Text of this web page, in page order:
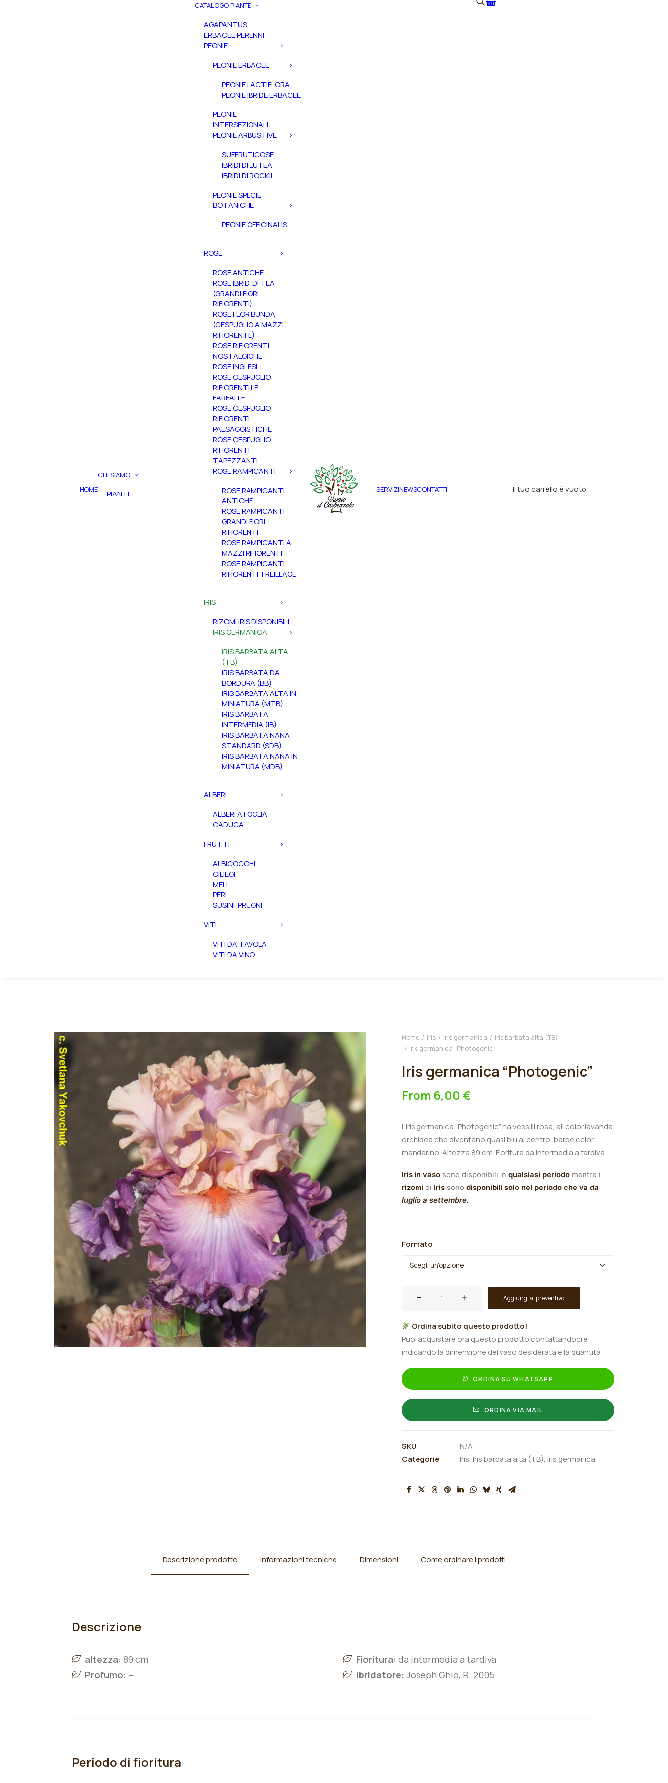
HOME
CHI SIAMO
PIANTE
CATALOGO PIANTE
AGAPANTUS
ERBACEE PERENNI
PEONIE
PEONIE ERBACEE
PEONIE LACTIFLORA
PEONIE IBRIDE ERBACEE
PEONIE
INTERSEZIONALI
PEONIE ARBUSTIVE
SUFFRUTICOSE
IBRIDI DI LUTEA
IBRIDI DI ROCKII
PEONIE SPECIE
BOTANICHE
PEONIE OFFICINALIS
ROSE
ROSE ANTICHE
ROSE IBRIDI DI TEA
(GRANDI FIORI
RIFIORENTI)
ROSE FLORIBUNDA
(CESPUGLIO A MAZZI
RIFIORENTE)
ROSE RIFIORENTI
NOSTALGICHE
ROSE INGLESI
ROSE CESPUGLIO
RIFIORENTI LE
FARFALLE
ROSE CESPUGLIO
RIFIORENTI
PAESAGGISTICHE
ROSE CESPUGLIO
RIFIORENTI
TAPEZZANTI
ROSE RAMPICANTI
ROSE RAMPICANTI
ANTICHE
ROSE RAMPICANTI
GRANDI FIORI
RIFIORENTI
ROSE RAMPICANTI A
MAZZI RIFIORENTI
ROSE RAMPICANTI
RIFIORENTI TREILLAGE
IRIS
RIZOMI IRIS DISPONIBILI
IRIS GERMANICA
IRIS BARBATA ALTA
(TB)
IRIS BARBATA DA
BORDURA (BB)
IRIS BARBATA ALTA IN
MINIATURA (MTB)
IRIS BARBATA
INTERMEDIA (IB)
IRIS BARBATA NANA
STANDARD (SDB)
IRIS BARBATA NANA IN
MINIATURA (MDB)
ALBERI
ALBERI A FOGLIA
CADUCA
FRUTTI
ALBICOCCHI
CILIEGI
MELI
PERI
SUSINI-PRUGNI
VITI
VITI DA TAVOLA
VITI DA VINO
SERVIZINEWSCONTATTI Il tuo carrello è vuoto.
Home Iris Iris germanica
Iris barbata alta (TB)
Iris germanica “Photogenic”
Iris germanica “Photogenic”
From 6,00 €
L’iris germanica “Photogenic” ha vessilli rosa, ali color lavanda
orchidea che diventano quasi blu al centro, barbe color
mandarino.Altezza 89 cm.Fioritura da intermedia a tardiva.
Iris in vaso sono disponibili in qualsiasi periodo mentre i
rizomi di Iris sono disponibili solo nel periodo che va da
luglio a settembre.
Formato
quantità
Aggiungi al preventivo
Ordina subito questo prodotto!
Puoi acquistare ora questo prodotto contattandoci e
indicando la dimensione del vaso desiderata e la quantità
ORDINA SU WHATSAPP
ORDINA VIA MAIL
SKU
N/A
Categorie
Iris, Iris barbata alta (TB), Iris germanica
Descrizione prodotto Informazioni tecniche Dimensioni Come ordinare i prodotti
Descrizione
altezza: 89 cm
Profumo: –
Fioritura: da intermedia a tardiva
Ibridatore: Joseph Ghio, R. 2005
Periodo di fioritura